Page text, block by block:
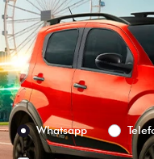
Versão escolhida
Preferência de contato:
Whatsapp